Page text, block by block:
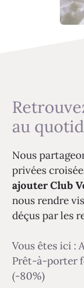
au
Nous
privées
ajouter Club
nous rendre
déçus par les
Vous êtes ici :
Prêt-à-porter
(-80%)